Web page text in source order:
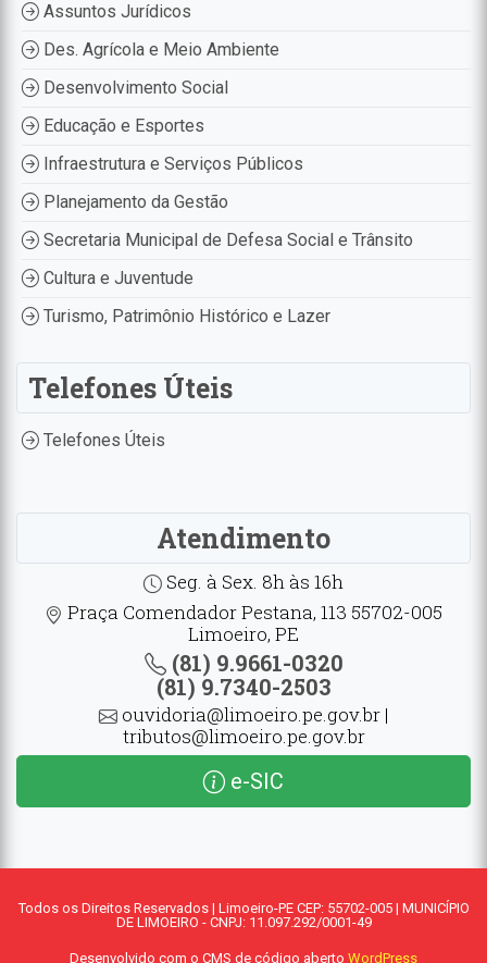
Assuntos Jurídicos
Des. Agrícola e Meio Ambiente
Desenvolvimento Social
Educação e Esportes
Infraestrutura e Serviços Públicos
Planejamento da Gestão
Secretaria Municipal de Defesa Social e Trânsito
Cultura e Juventude
Turismo, Patrimônio Histórico e Lazer
Telefones Úteis
Telefones Úteis
Atendimento
Seg. à Sex. 8h às 16h
Praça Comendador Pestana, 113 55702-005
Limoeiro, PE
(81) 9.9661-0320
(81) 9.7340-2503
ouvidoria@limoeiro.pe.gov.br |
tributos@limoeiro.pe.gov.br
e-SIC
Todos os Direitos Reservados | Limoeiro-PE CEP: 55702-005 | MUNICÍPIO
DE LIMOEIRO - CNPJ: 11.097.292/0001-49
Desenvolvido com o CMS de código aberto WordPress